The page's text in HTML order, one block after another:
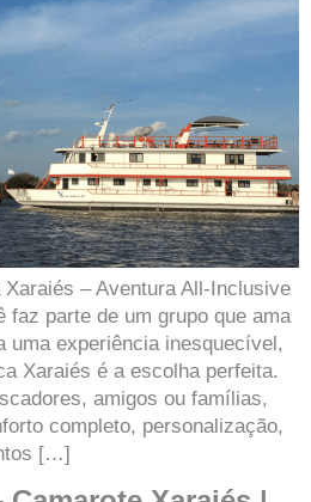
– Aventura All-Inclusive
faz parte de um grupo que ama
uma experiência inesquecível,
Xaraiés é a escolha perfeita.
amigos ou famílias,
completo, personalização,
[…]